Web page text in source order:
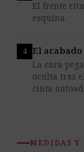
El frente
esquina.
El
La cara
oculta tras
cinta
MEDIDAS Y